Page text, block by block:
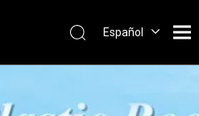
Español
Français